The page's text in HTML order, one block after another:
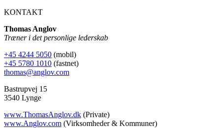
KONTAKT
Thomas Anglov
Træner i det personlige lederskab
+45 4244 5050 (mobil)
+45 5780 1010 (fastnet)
thomas@anglov.com
Bastrupvej 15
3540 Lynge
www.ThomasAnglov.dk (Private)
www.Anglov.com (Virksomheder & Kommuner)